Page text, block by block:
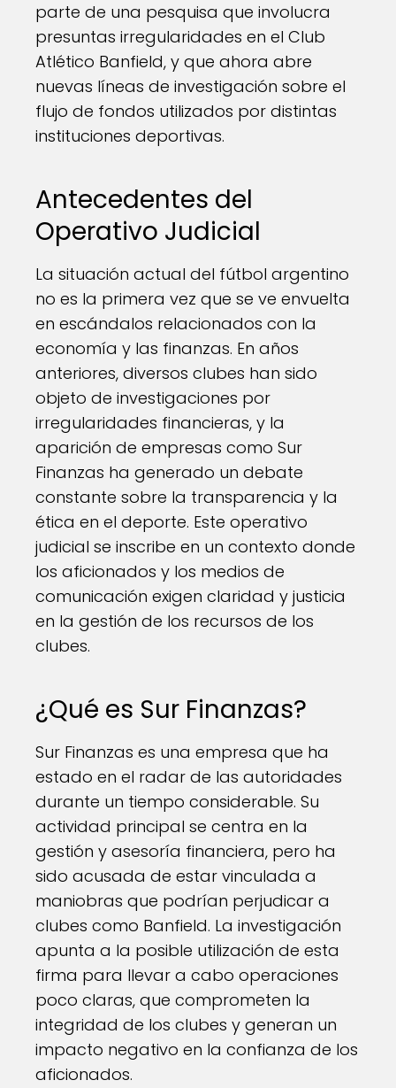
parte de una pesquisa que involucra
presuntas irregularidades en el Club
Atlético Banfield, y que ahora abre
nuevas líneas de investigación sobre el
flujo de fondos utilizados por distintas
instituciones deportivas.
Antecedentes del
Operativo Judicial
La situación actual del fútbol argentino
no es la primera vez que se ve envuelta
en escándalos relacionados con la
economía y las finanzas. En años
anteriores, diversos clubes han sido
objeto de investigaciones por
irregularidades financieras, y la
aparición de empresas como Sur
Finanzas ha generado un debate
constante sobre la transparencia y la
ética en el deporte. Este operativo
judicial se inscribe en un contexto donde
los aficionados y los medios de
comunicación exigen claridad y justicia
en la gestión de los recursos de los
clubes.
¿Qué es Sur Finanzas?
Sur Finanzas es una empresa que ha
estado en el radar de las autoridades
durante un tiempo considerable. Su
actividad principal se centra en la
gestión y asesoría financiera, pero ha
sido acusada de estar vinculada a
maniobras que podrían perjudicar a
clubes como Banfield. La investigación
apunta a la posible utilización de esta
firma para llevar a cabo operaciones
poco claras, que comprometen la
integridad de los clubes y generan un
impacto negativo en la confianza de los
aficionados.